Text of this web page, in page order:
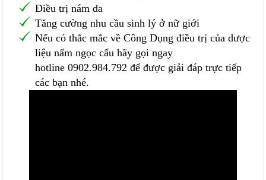
Điều trị nám da
Tăng cường nhu cầu sinh lý ở nữ giới
Nếu có thắc mắc về Công Dụng điều trị của dược
liệu nấm ngọc cẩu hãy gọi ngay
hotline 0902.984.792 để được giải đáp trực tiếp
các bạn nhé.